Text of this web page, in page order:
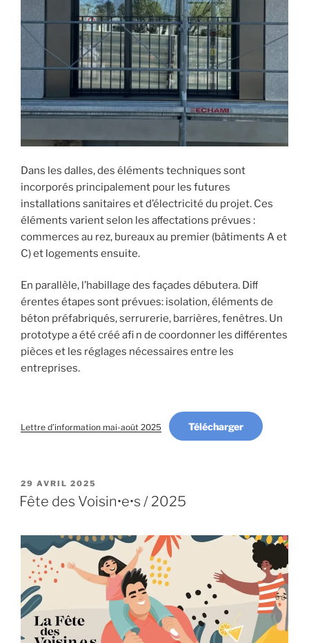
Dans les dalles, des éléments techniques sont
incorporés principalement pour les futures
installations sanitaires et d’électricité du projet. Ces
éléments varient selon les aﬀectations prévues :
commerces au rez, bureaux au premier (bâtiments A et
C) et logements ensuite.
En parallèle, l’habillage des façades débutera. Diﬀ
érentes étapes sont prévues: isolation, éléments de
béton préfabriqués, serrurerie, barrières, fenêtres. Un
prototype a été créé afi n de coordonner les diﬀérentes
pièces et les réglages nécessaires entre les
entreprises.
Lettre d’information mai-août 2025 Télécharger
PUBLIÉ
LE
29 AVRIL 2025
Fête des Voisin•e•s / 2025